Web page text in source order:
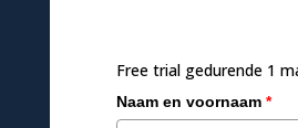
Free trial gedurende 1
Naam en voornaam *